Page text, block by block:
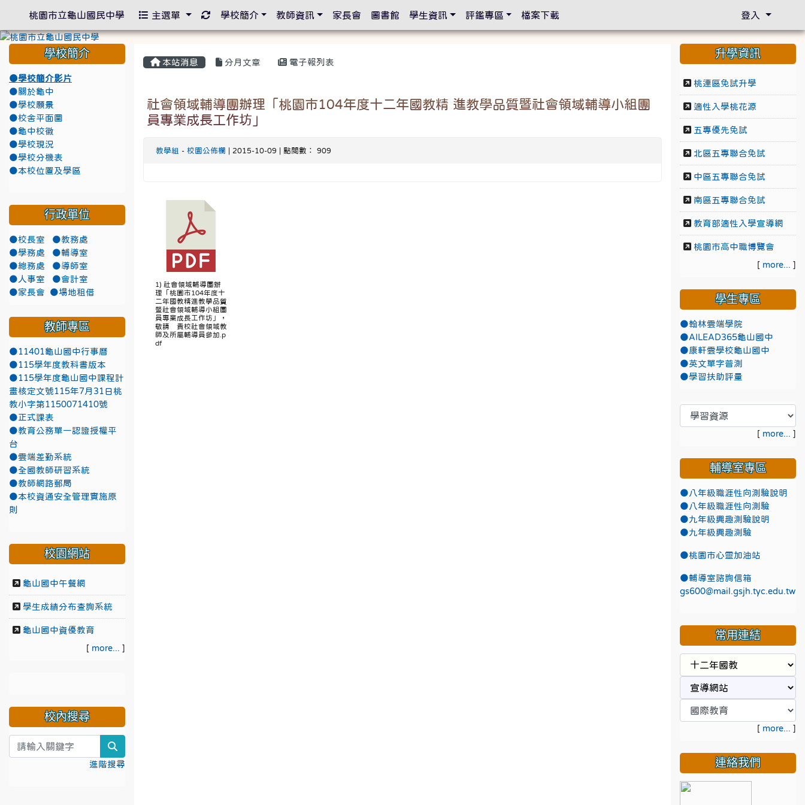
本站消息 分月文章 電子報列表
社會領域輔導團辦理「桃園市104年度十二年國教精 進教學品質暨社會領域輔導小組團
員專業成長工作坊」
教學組 - 校園公佈欄 | 2015-10-09 | 點閱數： 909
1) 社會領域輔導團辦
理「桃園市104年度十
二年國教精進教學品質
暨社會領域輔導小組團
員專業成長工作坊」，
敬請 貴校社會領域教
師及所屬輔導員參加.p
df
學校簡介
●學校簡介影片
●關於龜中
●學校願景
●校舍平面圖
●龜中校徽
●學校現況
●學校分機表
●本校位置及學區
行政單位
●校長室
●教務處
●學務處
●輔導室
●總務處
●導師室
●人事室
●會計室
●家長會
●場地租借
教師專區
●11401龜山國中行事曆
●115學年度教科書版本
●115學年度龜山國中課程計
畫核定文號115年7月31日桃
教小字第1150071410號
●正式課表
●教育公務單一認證授權平
台
●雲端差勤系統
●全國教師研習系統
●教師網路郵局
●本校資通安全管理實施原
則
校園網站
龜山國中午餐網
學生成績分布查詢系統
龜山國中資優教育
[ more... ]
校內搜尋
進階搜尋
升學資訊
桃連區免試升學
適性入學桃花源
五專優先免試
北區五專聯合免試
中區五專聯合免試
南區五專聯合免試
教育部適性入學宣導網
桃園市高中職博覽會
[ more... ]
學生專區
●翰林雲端學院
●AILEAD365龜山國中
●康軒雲學校龜山國中
●英文單字普測
●學習扶助評量
[ more... ]
輔導室專區
●八年級職涯性向測驗說明
●八年級職涯性向測驗
●九年級興趣測驗說明
●九年級興趣測驗
●桃園市心靈加油站
●輔導室諮詢信箱
gs600@mail.gsjh.tyc.edu.tw
常用連結
[ more... ]
連絡我們
桃園市立龜山國民中學 主選單 重新取得佈景設定
學校簡介 教師資訊 家長會 圖書館 學生資訊 評鑑專區 檔案下載 登入